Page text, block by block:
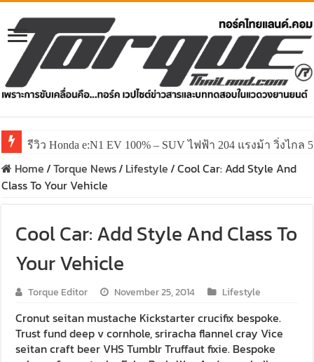
รีวิว Honda e:N1 EV 100% – SUV ไฟฟ้า 204 แรงม้า วิ่งไกล
รีวิว ลองขับ All New GWM HAVAL H6 ปรับโฉมหน้าใหม่
Home/Torque News/ Lifestyle/Cool Car: Add Style And
Class To Your Vehicle
Cool Car: Add Style And Class To
Your Vehicle
Torque Editor November 25, 2014 Lifestyle
Cronut seitan mustache Kickstarter crucifix bespoke.
Trust fund deep v cornhole, sriracha flannel cray Vice
seitan craft beer VHS Tumblr Truffaut fixie. Bespoke